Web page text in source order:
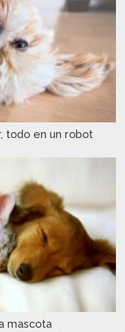
todo en un robot
mascota